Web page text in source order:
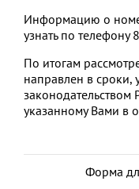
Информацию о
узнать по
По итогам
направлен в сроки,
указанному Вами в
Форма